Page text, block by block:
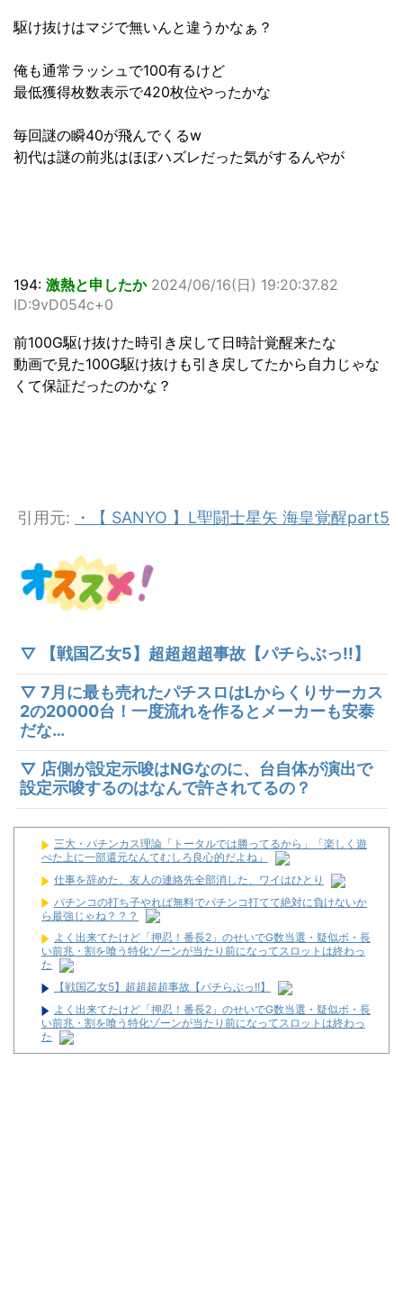
駆け抜けはマジで無いんと違うかなぁ？
俺も通常ラッシュで100有るけど
最低獲得枚数表示で420枚位やったかな
毎回謎の瞬40が飛んでくるw
初代は謎の前兆はほぼハズレだった気がするんやが
194: 激熱と申したか 2024/06/16(日) 19:20:37.82
ID:9vD054c+0
前100G駆け抜けた時引き戻して日時計覚醒来たな
動画で見た100G駆け抜けも引き戻してたから自力じゃな
くて保証だったのかな？
引用元: ・【 SANYO 】L聖闘士星矢 海皇覚醒part5
▽ 【戦国乙女5】超超超超事故【パチらぶっ!!】
▽ 7月に最も売れたパチスロはLからくりサーカス
2の20000台！一度流れを作るとメーカーも安泰
だな…
▽ 店側が設定示唆はNGなのに、台自体が演出で
設定示唆するのはなんで許されてるの？
三大・パチンカス理論「トータルでは勝ってるから」「楽しく遊
べた上に一部還元なんてむしろ良心的だよね」
仕事を辞めた、友人の連絡先全部消した、ワイはひとり
パチンコの打ち子やれば無料でパチンコ打てて絶対に負けないか
ら最強じゃね？？？
よく出来てたけど「押忍！番長2」のせいでG数当選・疑似ボ・長
い前兆・割を喰う特化ゾーンが当たり前になってスロットは終わっ
た
【戦国乙女5】超超超超事故【パチらぶっ!!】
よく出来てたけど「押忍！番長2」のせいでG数当選・疑似ボ・長
い前兆・割を喰う特化ゾーンが当たり前になってスロットは終わっ
た
金なくてスロットいけなくて休みの日なんもやることなくてつま